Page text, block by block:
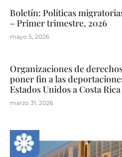
Boletín: Políticas
– Primer trimestre, 2026
mayo 5, 2026
Organizaciones de
poner fin a las
Estados Unidos a Costa Rica
marzo 31, 2026